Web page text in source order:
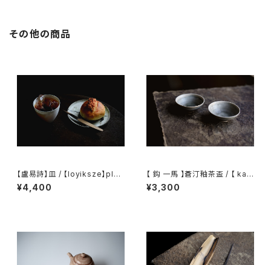
その他の商品
【盧易詩】皿 / 【loyiksze】plat
e
¥4,400
【 鈎 一馬 】蒼汀釉茶盃 / 【 kaz
uma magari 】Teacup
¥3,300